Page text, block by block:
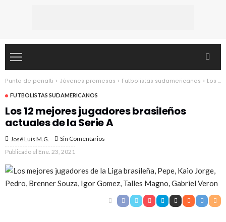
Punto de penalti > Jóvenes promesas > Futbolistas sudamericanos > Los 12 mejores jugadores brasileños actuales de la Serie A
FUTBOLISTAS SUDAMERICANOS
Los 12 mejores jugadores brasileños
actuales de la Serie A
José Luis M.G.
Sin Comentarios
Publicado el Ene. 23, 2021